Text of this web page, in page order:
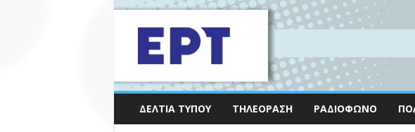
ΔΕΛΤΊΑ ΤΎΠΟΥ ΤΗΛΕΌΡΑΣΗ ΡΑΔΙΌΦΩΝΟ